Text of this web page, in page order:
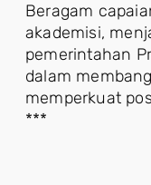
Beragam
akademisi,
pemerintahan
dalam
memperkuat
***